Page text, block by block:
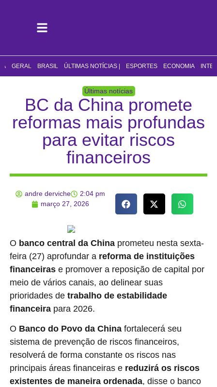
GERAL BRASIL ÚLTIMAS NOTÍCIAS | ESPORTES ECONOMIA
Últimas notícias
BC da China promete
reformas mais profundas
para evitar riscos
financeiros
andre derviche
2:04 pm
março 27, 2026
O banco central ​da China prometeu ​nesta sexta-
feira (27) aprofundar a reforma de instituições
financeiras e promover a reposição de capital por
meio de ⁠vários ​canais, ao delinear suas ​
prioridades de trabalho de ⁠estabilidade
financeira para ⁠2026.
O Banco do ​Povo ‌da China fortalecerá seu
⁠sistema de prevenção de riscos financeiros,
resolverá de forma ‌constante os ⁠riscos ‌nas
principais áreas financeiras e reduzirá os riscos
⁠existentes ⁠de maneira ordenada, disse o banco